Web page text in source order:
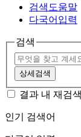
검색도움말
다국어입력
검색
상세검색
결과 내 재검색
인기 검색어